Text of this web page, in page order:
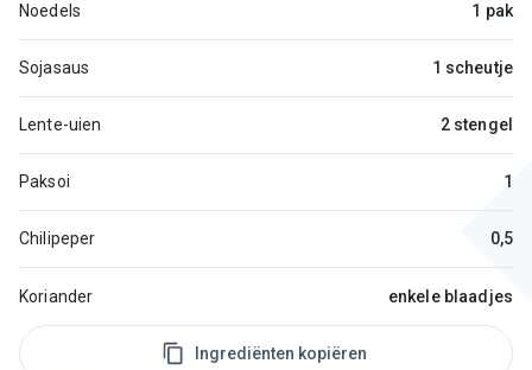
Noedels 1 pak
Sojasaus 1 scheutje
Lente-uien 2 stengel
Paksoi 1
Chilipeper 0,5
Koriander enkele blaadjes
Ingrediënten kopiëren